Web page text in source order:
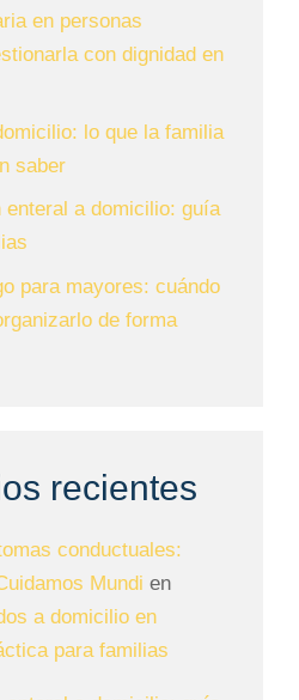
en personas
con dignidad en
lo que la familia
saber
enteral a domicilio: guía
para mayores: cuándo
de forma
recientes
conductuales:
Mundi en
a domicilio en
para familias